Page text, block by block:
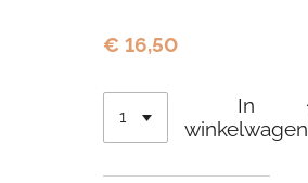
€ 16,50
In
winkelwagen